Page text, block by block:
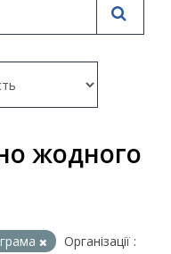
жодного
Організації :